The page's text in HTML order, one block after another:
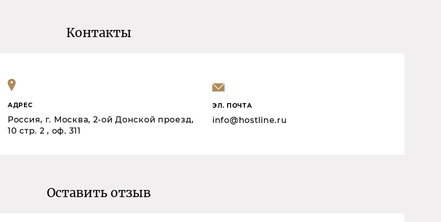
Контакты
АДРЕС
Россия, г. Москва, 2-ой Донской проезд,
10 стр. 2 , оф. 311
ЭЛ. ПОЧТА
info@hostline.ru
Оставить отзыв